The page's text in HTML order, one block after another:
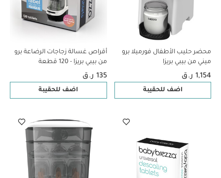
محضر حليب الأطفال فورميلا برو
ميني من بيبي بريزا
1,154 ر.ق
اضف للحقيبة
أقراص غسالة زجاجات الرضاعة برو
من بيبي بريزا - 120 قطعة
135 ر.ق
اضف للحقيبة